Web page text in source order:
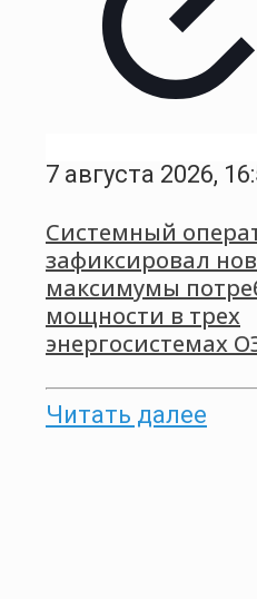
7 августа 2026,
Системный
зафиксировал
максимумы
мощности в трех
энергосистемах
Читать далее